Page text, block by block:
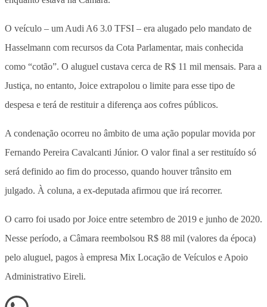
O veículo – um Audi A6 3.0 TFSI – era alugado pelo mandato de
Hasselmann com recursos da Cota Parlamentar, mais conhecida
como “cotão”. O aluguel custava cerca de R$ 11 mil mensais. Para a
Justiça, no entanto, Joice extrapolou o limite para esse tipo de
despesa e terá de restituir a diferença aos cofres públicos.
A condenação ocorreu no âmbito de uma ação popular movida por
Fernando Pereira Cavalcanti Júnior. O valor final a ser restituído só
será definido ao fim do processo, quando houver trânsito em
julgado. À coluna, a ex-deputada afirmou que irá recorrer.
O carro foi usado por Joice entre setembro de 2019 e junho de 2020.
Nesse período, a Câmara reembolsou R$ 88 mil (valores da época)
pelo aluguel, pagos à empresa Mix Locação de Veículos e Apoio
Administrativo Eireli.